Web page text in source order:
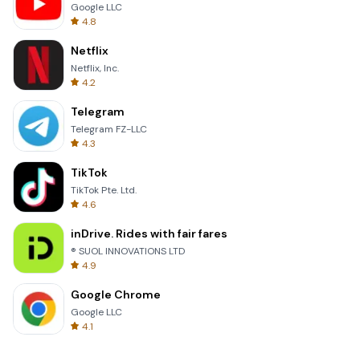
Google LLC
4.8
Netflix
Netflix, Inc.
4.2
Telegram
Telegram FZ-LLC
4.3
TikTok
TikTok Pte. Ltd.
4.6
inDrive. Rides with fair fares
® SUOL INNOVATIONS LTD
4.9
Google Chrome
Google LLC
4.1